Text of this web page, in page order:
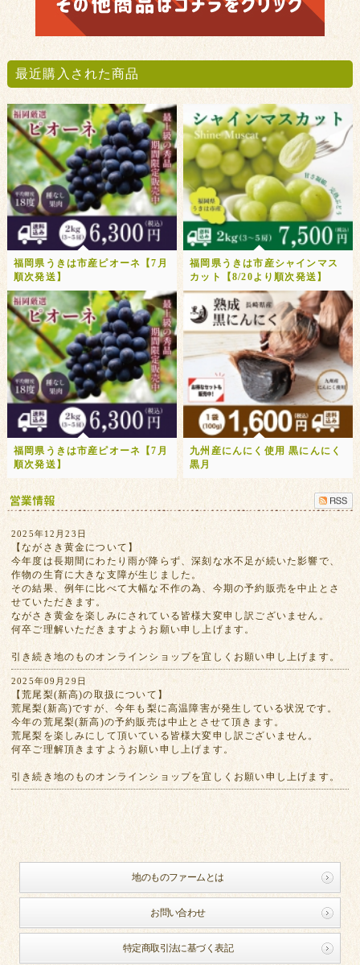
最近購入された商品
福岡県うきは市産ピオーネ【7月
順次発送】
福岡県うきは市産シャインマス
カット【8/20より順次発送】
福岡県うきは市産ピオーネ【7月
順次発送】
九州産にんにく使用 黒にんにく
黒月
2025年12月23日
【ながさき黄金について】
今年度は長期間にわたり雨が降らず、深刻な水不足が続いた影響で、
作物の生育に大きな支障が生じました。
その結果、例年に比べて大幅な不作の為、今期の予約販売を中止とさ
せていただきます。
ながさき黄金を楽しみにされている皆様大変申し訳ございません。
何卒ご理解いただきますようお願い申し上げます。
引き続き地のものオンラインショップを宜しくお願い申し上げます。
2025年09月29日
【荒尾梨(新高)の取扱について】
荒尾梨(新高)ですが、今年も梨に高温障害が発生している状況です。
今年の荒尾梨(新高)の予約販売は中止とさせて頂きます。
荒尾梨を楽しみにして頂いている皆様大変申し訳ございません。
何卒ご理解頂きますようお願い申し上げます。
引き続き地のものオンラインショップを宜しくお願い申し上げます。
地のものファームとは
お問い合わせ
特定商取引法に基づく表記